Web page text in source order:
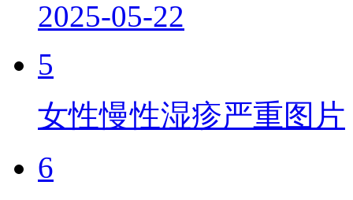
2025-05-22
5
女性慢性湿疹严重图片
6